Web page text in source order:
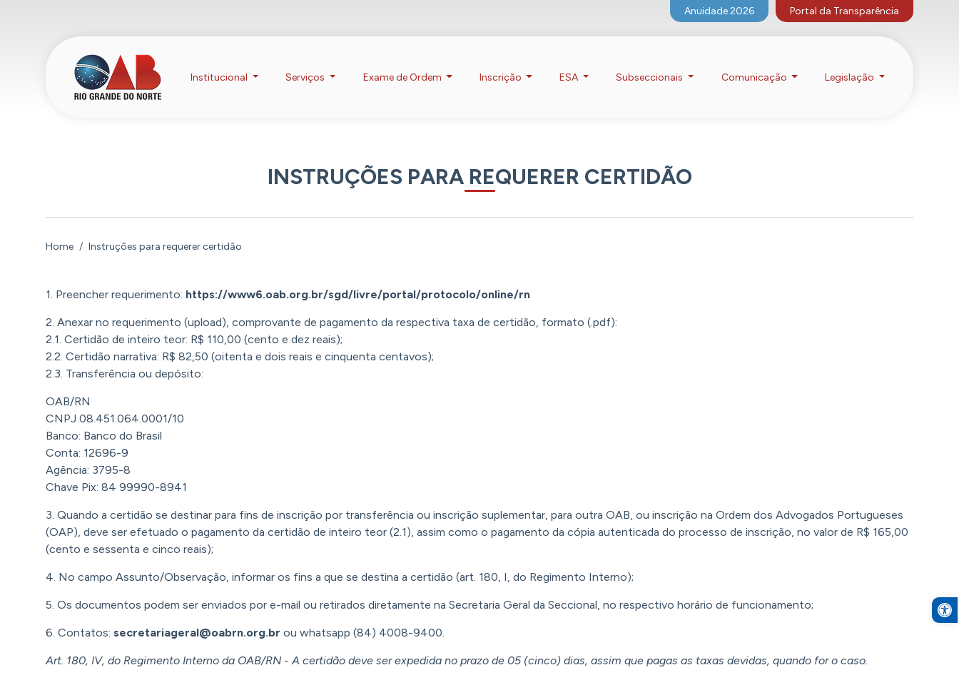
Portal da Transparência
Anuidade 2026
Institucional Serviços Exame de Ordem Inscrição ESA Subseccionais Comunicação Legislação
INSTRUÇÕES PARA REQUERER CERTIDÃO
Home Instruções para requerer certidão
1. Preencher requerimento: https://www6.oab.org.br/sgd/livre/portal/protocolo/online/rn
2. Anexar no requerimento (upload), comprovante de pagamento da respectiva taxa de certidão, formato (.pdf):
2.1. Certidão de inteiro teor: R$ 110,00 (cento e dez reais);
2.2. Certidão narrativa: R$ 82,50 (oitenta e dois reais e cinquenta centavos);
2.3. Transferência ou depósito:
OAB/RN
CNPJ 08.451.064.0001/10
Banco: Banco do Brasil
Conta: 12696-9
Agência: 3795-8
Chave Pix: 84 99990-8941
3. Quando a certidão se destinar para fins de inscrição por transferência ou inscrição suplementar, para outra OAB, ou inscrição na Ordem dos Advogados Portugueses
(OAP), deve ser efetuado o pagamento da certidão de inteiro teor (2.1), assim como o pagamento da cópia autenticada do processo de inscrição, no valor de R$ 165,00
(cento e sessenta e cinco reais);
4. No campo Assunto/Observação, informar os fins a que se destina a certidão (art. 180, I, do Regimento Interno);
5. Os documentos podem ser enviados por e-mail ou retirados diretamente na Secretaria Geral da Seccional, no respectivo horário de funcionamento;
6. Contatos: secretariageral@oabrn.org.br ou whatsapp (84) 4008-9400.
Art. 180, IV, do Regimento Interno da OAB/RN - A certidão deve ser expedida no prazo de 05 (cinco) dias, assim que pagas as taxas devidas, quando for o caso.
Open